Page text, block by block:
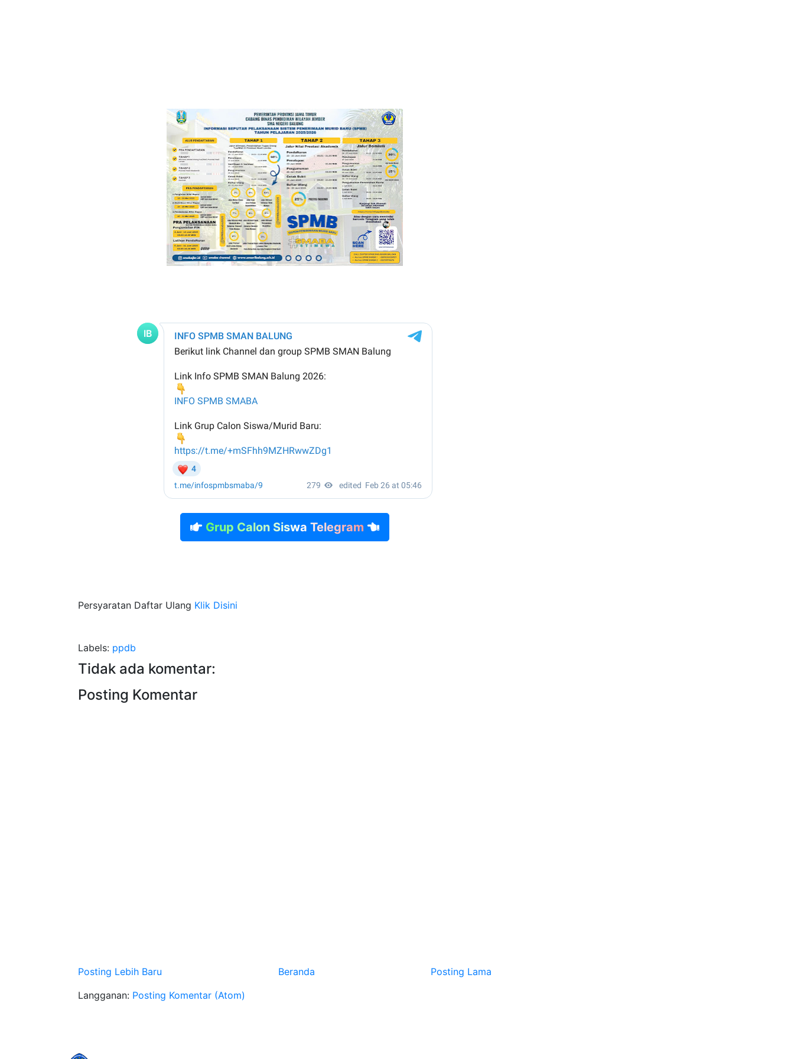
Grup Calon Siswa Telegram
Persyaratan Daftar Ulang Klik Disini
Labels: ppdb
Tidak ada komentar:
Posting Komentar
Posting Lebih Baru Posting Lama
Beranda
Langganan: Posting Komentar (Atom)